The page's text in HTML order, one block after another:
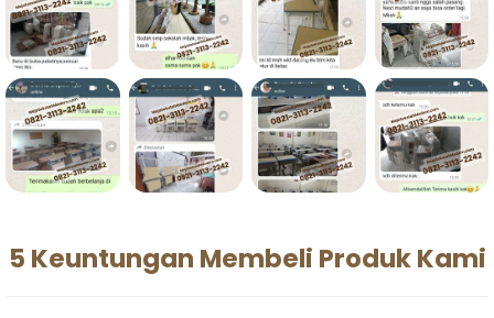
5 Keuntungan Membeli Produk Kami